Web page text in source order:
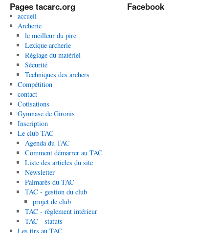
Pages tacarc.org
accueil
Archerie
le meilleur du pire
Lexique archerie
Réglage du matériel
Sécurité
Techniques des archers
Compétition
contact
Cotisations
Gymnase de Gironis
Inscription
Le club TAC
Agenda du TAC
Comment démarrer au TAC
Liste des articles du site
Newsletter
Palmarès du TAC
TAC - gestion du club
projet de club
TAC - règlement intérieur
TAC - statuts
Les tirs au TAC
Facebook